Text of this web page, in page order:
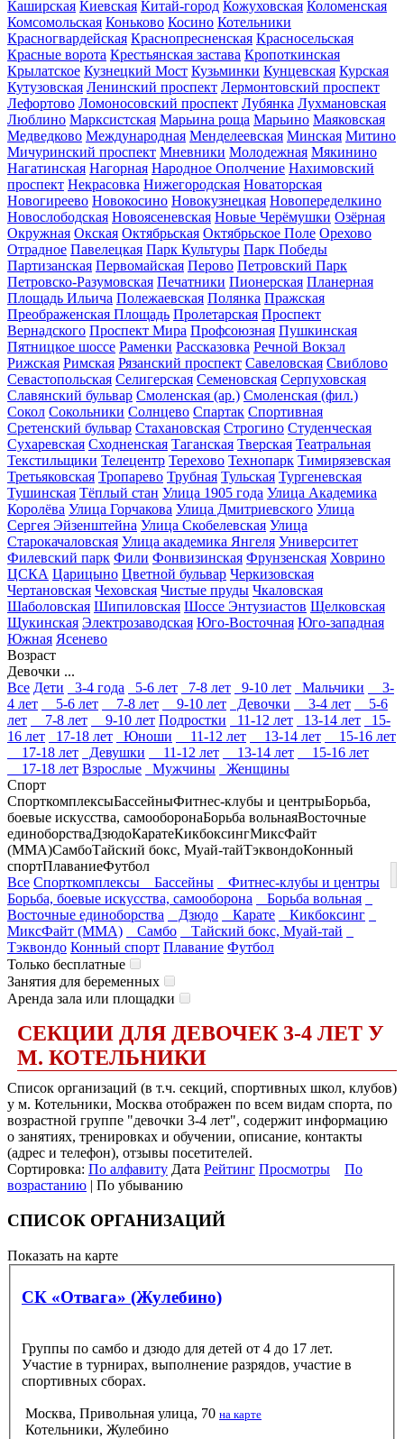
Каширская Киевская Китай-город Кожуховская Коломенская
Комсомольская Коньково Косино Котельники
Красногвардейская Краснопресненская Красносельская
Красные ворота Крестьянская застава Кропоткинская
Крылатское Кузнецкий Мост Кузьминки Кунцевская Курская
Кутузовская Ленинский проспект Лермонтовский проспект
Лефортово Ломоносовский проспект Лубянка Лухмановская
Люблино Марксистская Марьина роща Марьино Маяковская
Медведково Международная Менделеевская Минская Митино
Мичуринский проспект Мневники Молодежная Мякинино
Нагатинская Нагорная Народное Ополчение Нахимовский
проспект Некрасовка Нижегородская Новаторская
Новогиреево Новокосино Новокузнецкая Новопеределкино
Новослободская Новоясеневская Новые Черёмушки Озёрная
Окружная Окская Октябрьская Октябрьское Поле Орехово
Отрадное Павелецкая Парк Культуры Парк Победы
Партизанская Первомайская Перово Петровский Парк
Петровско-Разумовская Печатники Пионерская Планерная
Площадь Ильича Полежаевская Полянка Пражская
Преображенская Площадь Пролетарская Проспект
Вернадского Проспект Мира Профсоюзная Пушкинская
Пятницкое шоссе Раменки Рассказовка Речной Вокзал
Рижская Римская Рязанский проспект Савеловская Свиблово
Севастопольская Селигерская Семеновская Серпуховская
Славянский бульвар Смоленская (ар.) Смоленская (фил.)
Сокол Сокольники Солнцево Спартак Спортивная
Сретенский бульвар Стахановская Строгино Студенческая
Сухаревская Сходненская Таганская Тверская Театральная
Текстильщики Телецентр Терехово Технопарк Тимирязевская
Третьяковская Тропарево Трубная Тульская Тургеневская
Тушинская Тёплый стан Улица 1905 года Улица Академика
Королёва Улица Горчакова Улица Дмитриевского Улица
Сергея Эйзенштейна Улица Скобелевская Улица
Старокачаловская Улица академика Янгеля Университет
Филевский парк Фили Фонвизинская Фрунзенская Ховрино
ЦСКА Царицыно Цветной бульвар Черкизовская
Чертановская Чеховская Чистые пруды Чкаловская
Шаболовская Шипиловская Шоссе Энтузиастов Щелковская
Щукинская Электрозаводская Юго-Восточная Юго-западная
Южная Ясенево
Возраст
Девочки ...
Все Дети 3-4 года 5-6 лет 7-8 лет 9-10 лет Мальчики
3-
4 лет
5-6 лет 7-8 лет 9-10 лет Девочки 3-4 лет
5-6
лет
7-8 лет 9-10 лет Подростки 11-12 лет 13-14 лет
15-
16 лет
17-18 лет Юноши 11-12 лет 13-14 лет
15-16 лет
17-18 лет
Девушки 11-12 лет 13-14 лет
15-16 лет
17-18 лет Взрослые Мужчины
Женщины
Спорт
СпорткомплексыБассейныФитнес-клубы и центрыБорьба,
боевые искусства, самооборонаБорьба вольнаяВосточные
единоборстваДзюдоКаратеКикбоксингМиксФайт
(ММА)СамбоТайский бокс, Муай-тайТэквондоКонный
спортПлаваниеФутбол
Все Спорткомплексы Бассейны
Фитнес-клубы и центры
Борьба, боевые искусства, самооборона
Борьба вольная
Восточные единоборства
Дзюдо Карате
Кикбоксинг
МиксФайт (ММА)
Самбо
Тайский бокс, Муай-тай
Тэквондо Конный спорт Плавание Футбол
Только бесплатные
Занятия для беременных
Аренда зала или площадки
СЕКЦИИ ДЛЯ ДЕВОЧЕК 3-4 ЛЕТ У
М. КОТЕЛЬНИКИ
Список организаций (в т.ч. секций, спортивных школ, клубов)
у м. Котельники, Москва отображен по всем видам спорта, по
возрастной группе "девочки 3-4 лет", содержит информацию
о занятиях, тренировках и обучении, описание, контакты
(адрес и телефон), отзывы посетителей.
Сортировка: По алфавиту Дата Рейтинг Просмотры
По
возрастанию | По убыванию
СПИСОК ОРГАНИЗАЦИЙ
Показать на карте
СК «Отвага» (Жулебино)
Группы по самбо и дзюдо для детей от 4 до 17 лет.
Участие в турнирах, выполнение разрядов, участие в
спортивных сборах.
Москва, Привольная улица, 70 на карте
Котельники, Жулебино